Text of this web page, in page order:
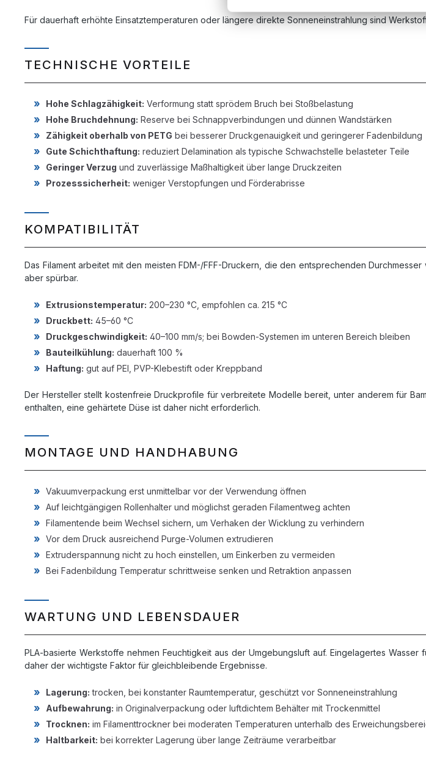
Für dauerhaft erhöhte Einsatztemperaturen oder längere direkte Sonneneinstrahlung sind
TECHNISCHE VORTEILE
Hohe Schlagzähigkeit: Verformung statt sprödem Bruch bei Stoßbelastung
Hohe Bruchdehnung: Reserve bei Schnappverbindungen und dünnen Wandstärken
Zähigkeit oberhalb von PETG bei besserer Druckgenauigkeit und geringerer Fadenbildung
Gute Schichthaftung: reduziert Delamination als typische Schwachstelle belasteter Teile
Geringer Verzug und zuverlässige Maßhaltigkeit über lange Druckzeiten
Prozesssicherheit: weniger Verstopfungen und Förderabrisse
KOMPATIBILITÄT
Das Filament arbeitet mit den meisten FDM-/FFF-Druckern, die den entsprechenden
aber spürbar.
Extrusionstemperatur: 200–230 °C, empfohlen ca. 215 °C
Druckbett: 45–60 °C
Druckgeschwindigkeit: 40–100 mm/s; bei Bowden-Systemen im unteren Bereich bleiben
Bauteilkühlung: dauerhaft 100 %
Haftung: gut auf PEI, PVP-Klebestift oder Kreppband
Der Hersteller stellt kostenfreie Druckprofile für verbreitete Modelle bereit, unter anderem für
enthalten, eine gehärtete Düse ist daher nicht erforderlich.
MONTAGE UND HANDHABUNG
Vakuumverpackung erst unmittelbar vor der Verwendung öffnen
Auf leichtgängigen Rollenhalter und möglichst geraden Filamentweg achten
Filamentende beim Wechsel sichern, um Verhaken der Wicklung zu verhindern
Vor dem Druck ausreichend Purge-Volumen extrudieren
Extruderspannung nicht zu hoch einstellen, um Einkerben zu vermeiden
Bei Fadenbildung Temperatur schrittweise senken und Retraktion anpassen
WARTUNG UND LEBENSDAUER
PLA-basierte Werkstoffe nehmen Feuchtigkeit aus der Umgebungsluft auf. Eingelagertes
daher der wichtigste Faktor für gleichbleibende Ergebnisse.
Lagerung: trocken, bei konstanter Raumtemperatur, geschützt vor Sonneneinstrahlung
Aufbewahrung: in Originalverpackung oder luftdichtem Behälter mit Trockenmittel
Trocknen: im Filamenttrockner bei moderaten Temperaturen unterhalb des
Haltbarkeit: bei korrekter Lagerung über lange Zeiträume verarbeitbar